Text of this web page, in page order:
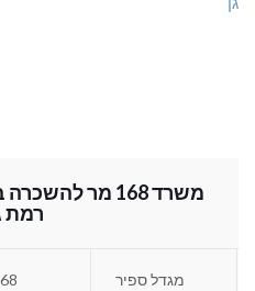
משרד 168 מר
רמת
מגדל ספיר